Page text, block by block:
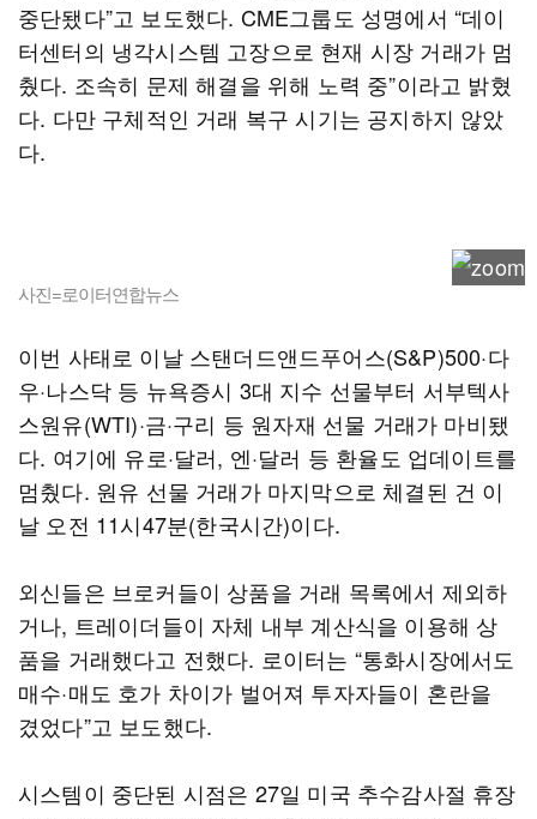
중단됐다”고 보도했다. CME그룹도 성명에서 “데이
터센터의 냉각시스템 고장으로 현재 시장 거래가 멈
췄다. 조속히 문제 해결을 위해 노력 중”이라고 밝혔
다. 다만 구체적인 거래 복구 시기는 공지하지 않았
다.
사진=로이터연합뉴스
이번 사태로 이날 스탠더드앤드푸어스(S&P)500·다
우·나스닥 등 뉴욕증시 3대 지수 선물부터 서부텍사
스원유(WTI)·금·구리 등 원자재 선물 거래가 마비됐
다. 여기에 유로·달러, 엔·달러 등 환율도 업데이트를
멈췄다. 원유 선물 거래가 마지막으로 체결된 건 이
날 오전 11시47분(한국시간)이다.
외신들은 브로커들이 상품을 거래 목록에서 제외하
거나, 트레이더들이 자체 내부 계산식을 이용해 상
품을 거래했다고 전했다. 로이터는 “통화시장에서도
매수·매도 호가 차이가 벌어져 투자자들이 혼란을
겼었다”고 보도했다.
시스템이 중단된 시점은 27일 미국 추수감사절 휴장